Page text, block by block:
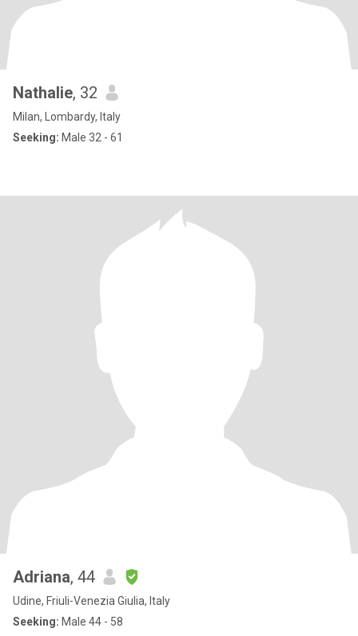
Nathalie, 32
Milan, Lombardy, Italy
Seeking: Male 32 - 61
Adriana, 44
Udine, Friuli-Venezia Giulia, Italy
Seeking: Male 44 - 58